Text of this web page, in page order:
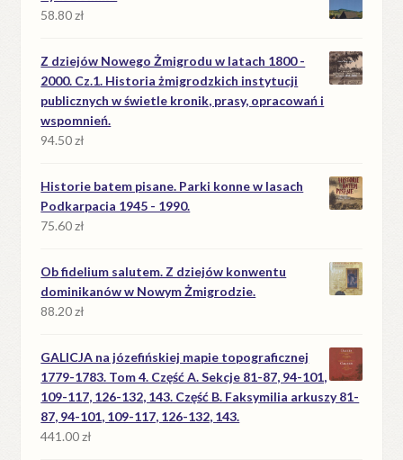
58.80zł
Z dziejów Nowego Żmigrodu w latach 1800 -
2000. Cz.1. Historia żmigrodzkich instytucji
publicznych w świetle kronik, prasy, opracowań i
wspomnień.
94.50zł
Historie batem pisane. Parki konne w lasach
Podkarpacia 1945 - 1990.
75.60zł
Ob fidelium salutem. Z dziejów konwentu
dominikanów w Nowym Żmigrodzie.
88.20zł
GALICJA na józefińskiej mapie topograficznej
1779-1783. Tom 4. Część A. Sekcje 81-87, 94-101,
109-117, 126-132, 143. Część B. Faksymilia arkuszy 81-
87, 94-101, 109-117, 126-132, 143.
441.00zł